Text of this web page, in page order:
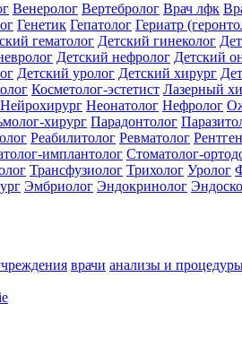
Венеролог Вертебролог Врач лфк
Генетик Гепатолог Гериатр
гематолог Детский гинеколог
Детский нефролог Детский
Детский уролог Детский хирург
Косметолог-эстетист Лазерный
Нейрохирург Неонатолог Нефролог
хирург Парадонтолог
Реабилитолог Ревматолог
имплантолог Стоматолог-
Трансфузиолог Трихолог Уролог
Эмбриолог Эндокринолог
врачи анализы и